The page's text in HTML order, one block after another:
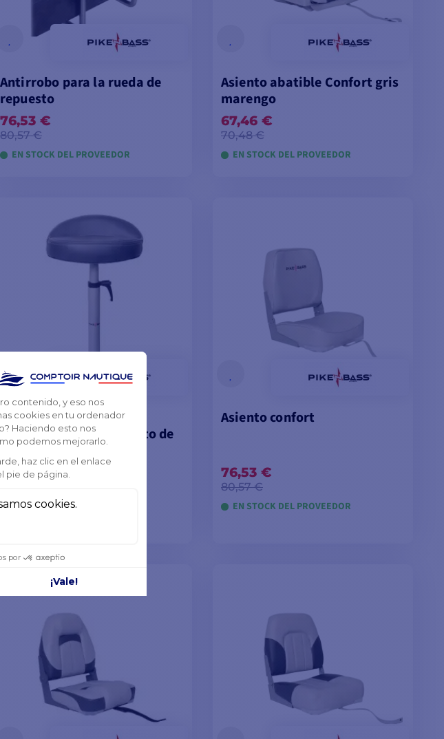
Antirrobo para la rueda de
repuesto
76,53 €
80,57 €
EN STOCK DEL PROVEEDOR
Asiento abatible Confort gris
marengo
67,46 €
70,48 €
EN STOCK DEL PROVEEDOR
Asiento completo
superconfortable/asiento de
pie
250,97 €
EN STOCK DEL PROVEEDOR
AÑADIR A LA CESTA
Asiento confort
76,53 €
80,57 €
EN STOCK DEL PROVEEDOR